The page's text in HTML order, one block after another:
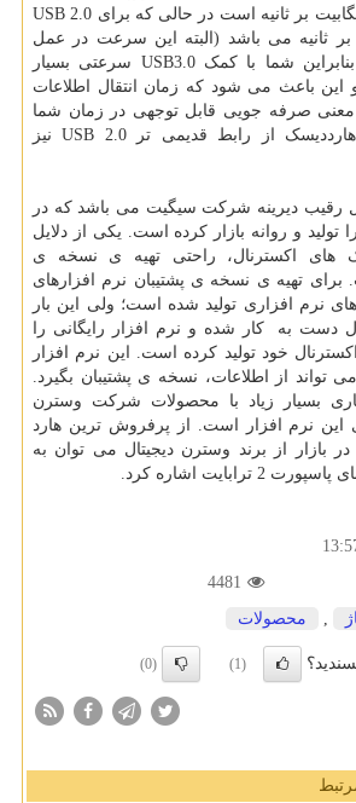
USB 3.0 در حدود 5 گیگابیت بر ثانیه است در حالی که برای USB 2.0
مگابیت بر ثانیه می باشد (البته این سرعت در عمل
کاملا متفاوت است) بنابراین شما با کمک USB3.0 سرعتی بسیار
این باعث می شود که زمان انتقال اطلاعات
صرفه جویی قابل توجهی در زمان شما
می شود. البته این هارددیسک از رابط قدیمی تر USB 2.0 نیز
رقیب دیرینه شرکت سیگیت می باشد که در
تولید و روانه بازار کرده است. یکی از دلایل
های اکسترنال، راحتی تهیه ی نسخه ی
برای تهیه ی نسخه ی پشتیبان نرم افزارهای
نرم افزاری تولید شده است؛ ولی این بار
دست به کار شده و نرم افزار رایگانی را
خود تولید کرده است. این نرم افزار
تواند از اطلاعات، نسخه ی پشتیبان بگیرد.
بسیار زیاد با محصولات شرکت وسترن
این نرم افزار است. از پرفروش ترین هارد
بازار از برند وسترن دیجیتال می توان به
اشاره کرد.
4481
, محصولات
(1)
(0)